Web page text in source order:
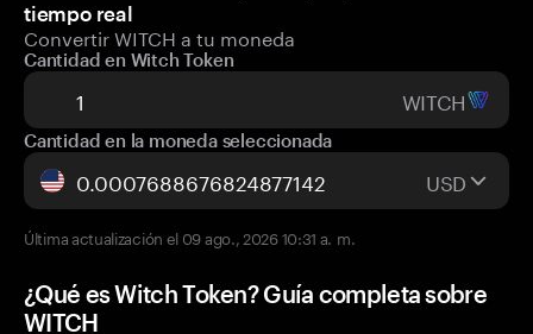
tiempo real
Convertir WITCH a tu moneda
Cantidad en Witch Token
WITCH
Cantidad en la moneda seleccionada
USD
Última actualización el 09 ago., 2026 10:31 a. m.
¿Qué es Witch Token? Guía completa sobre
WITCH